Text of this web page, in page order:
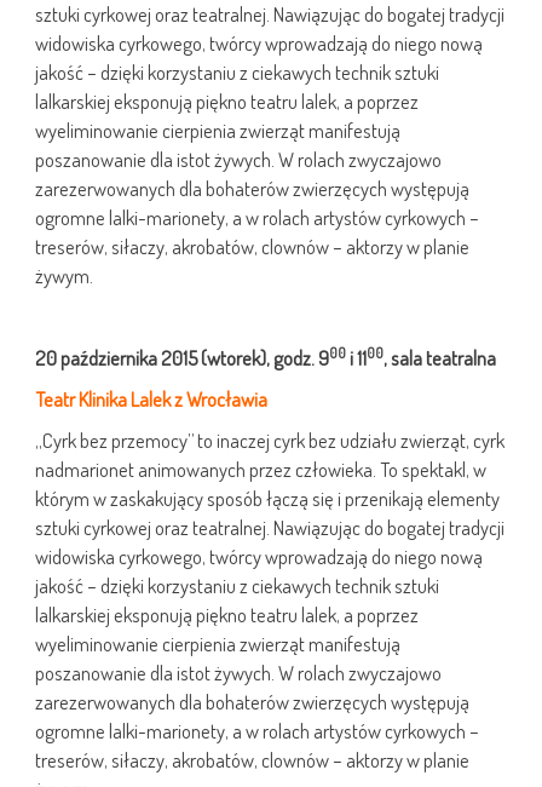
sztuki cyrkowej oraz teatralnej. Nawiązując do bogatej tradycji
widowiska cyrkowego, twórcy wprowadzają do niego nową
jakość – dzięki korzystaniu z ciekawych technik sztuki
lalkarskiej eksponują piękno teatru lalek, a poprzez
wyeliminowanie cierpienia zwierząt manifestują
poszanowanie dla istot żywych. W rolach zwyczajowo
zarezerwowanych dla bohaterów zwierzęcych występują
ogromne lalki-marionety, a w rolach artystów cyrkowych –
treserów, siłaczy, akrobatów, clownów – aktorzy w planie
żywym.
20 października 2015 (wtorek), godz. 900i 1100, sala teatralna
Teatr Klinika Lalek z Wrocławia
„Cyrk bez przemocy” to inaczej cyrk bez udziału zwierząt, cyrk
nadmarionet animowanych przez człowieka. To spektakl, w
którym w zaskakujący sposób łączą się i przenikają elementy
sztuki cyrkowej oraz teatralnej. Nawiązując do bogatej tradycji
widowiska cyrkowego, twórcy wprowadzają do niego nową
jakość – dzięki korzystaniu z ciekawych technik sztuki
lalkarskiej eksponują piękno teatru lalek, a poprzez
wyeliminowanie cierpienia zwierząt manifestują
poszanowanie dla istot żywych. W rolach zwyczajowo
zarezerwowanych dla bohaterów zwierzęcych występują
ogromne lalki-marionety, a w rolach artystów cyrkowych –
treserów, siłaczy, akrobatów, clownów – aktorzy w planie